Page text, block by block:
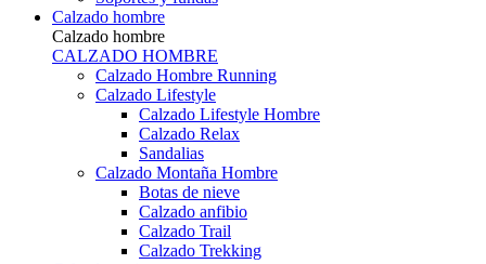
Calzado hombre
Calzado hombre
CALZADO HOMBRE
Calzado Hombre Running
Calzado Lifestyle
Calzado Lifestyle Hombre
Calzado Relax
Sandalias
Calzado Montaña Hombre
Botas de nieve
Calzado anfibio
Calzado Trail
Calzado Trekking